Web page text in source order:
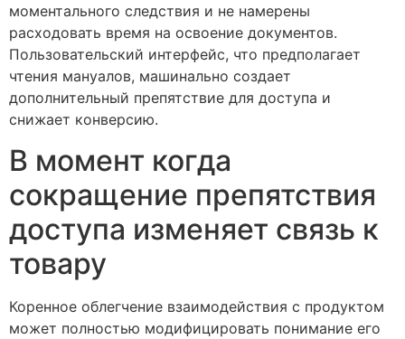
моментального следствия и не намерены
расходовать время на освоение документов.
Пользовательский интерфейс, что предполагает
чтения мануалов, машинально создает
дополнительный препятствие для доступа и
снижает конверсию.
В момент когда
сокращение препятствия
доступа изменяет связь к
товару
Коренное облегчение взаимодействия с продуктом
может полностью модифицировать понимание его